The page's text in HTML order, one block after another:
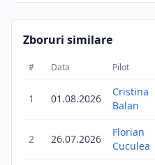
Zboruri similare
# Data Pilot
1 01.08.2026
Cristina
Balan
2 26.07.2026
Florian
Cuculea